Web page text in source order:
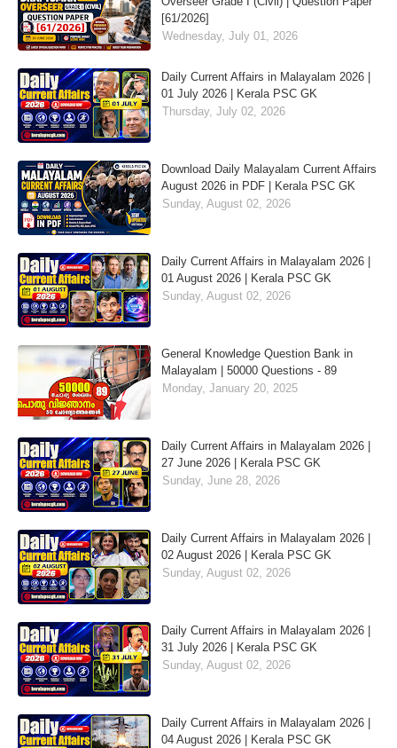
[61/2026]
Wednesday, July 01, 2026
Daily Current Affairs in Malayalam 2026 |
01 July 2026 | Kerala PSC GK
Thursday, July 02, 2026
Download Daily Malayalam Current Affairs
August 2026 in PDF | Kerala PSC GK
Sunday, August 02, 2026
Daily Current Affairs in Malayalam 2026 |
01 August 2026 | Kerala PSC GK
Sunday, August 02, 2026
General Knowledge Question Bank in
Malayalam | 50000 Questions - 89
Monday, January 20, 2025
Daily Current Affairs in Malayalam 2026 |
27 June 2026 | Kerala PSC GK
Sunday, June 28, 2026
Daily Current Affairs in Malayalam 2026 |
02 August 2026 | Kerala PSC GK
Sunday, August 02, 2026
Daily Current Affairs in Malayalam 2026 |
31 July 2026 | Kerala PSC GK
Sunday, August 02, 2026
Daily Current Affairs in Malayalam 2026 |
04 August 2026 | Kerala PSC GK